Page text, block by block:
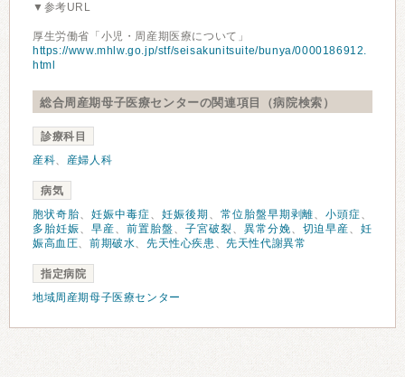
▼参考URL
厚生労働省「小児・周産期医療について」
https://www.mhlw.go.jp/stf/seisakunitsuite/bunya/0000186912.
html
総合周産期母子医療センターの関連項目（病院検索）
診療科目
産科、 産婦人科
病気
胞状奇胎、 妊娠中毒症、 妊娠後期 、 常位胎盤早期剥離、小頭症、
多胎妊娠、 早産、 前置胎盤、 子宮破裂、 異常分娩、 切迫早産、妊
娠高血圧、前期破水、先天性心疾患 、先天性代謝異常
指定病院
地域周産期母子医療センター